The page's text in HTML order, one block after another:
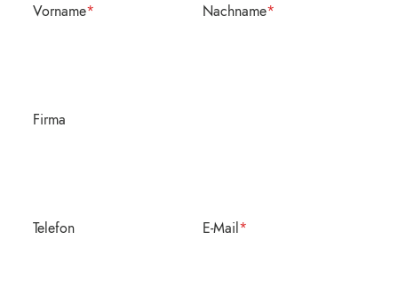
Vorname* Nachname*
Firma
Telefon E-Mail*